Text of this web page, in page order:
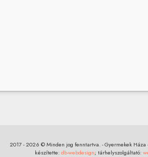
2017 - 2026 © Minden jog fenntartva. - Gyermekek
készítette: db-webdesign; tárhelyszolgáltató: